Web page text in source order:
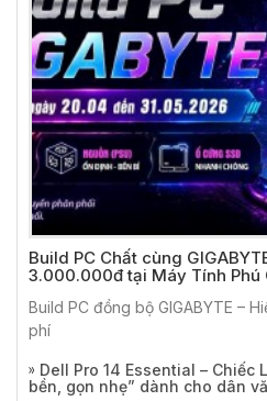
Build PC Chất cùng
3.000.000đ tại Máy Tính Phú
Build PC đồng bộ GIGABYTE –
phí
Dell Pro 14 Essential – Chiếc
bền, gọn nhẹ” dành cho dân